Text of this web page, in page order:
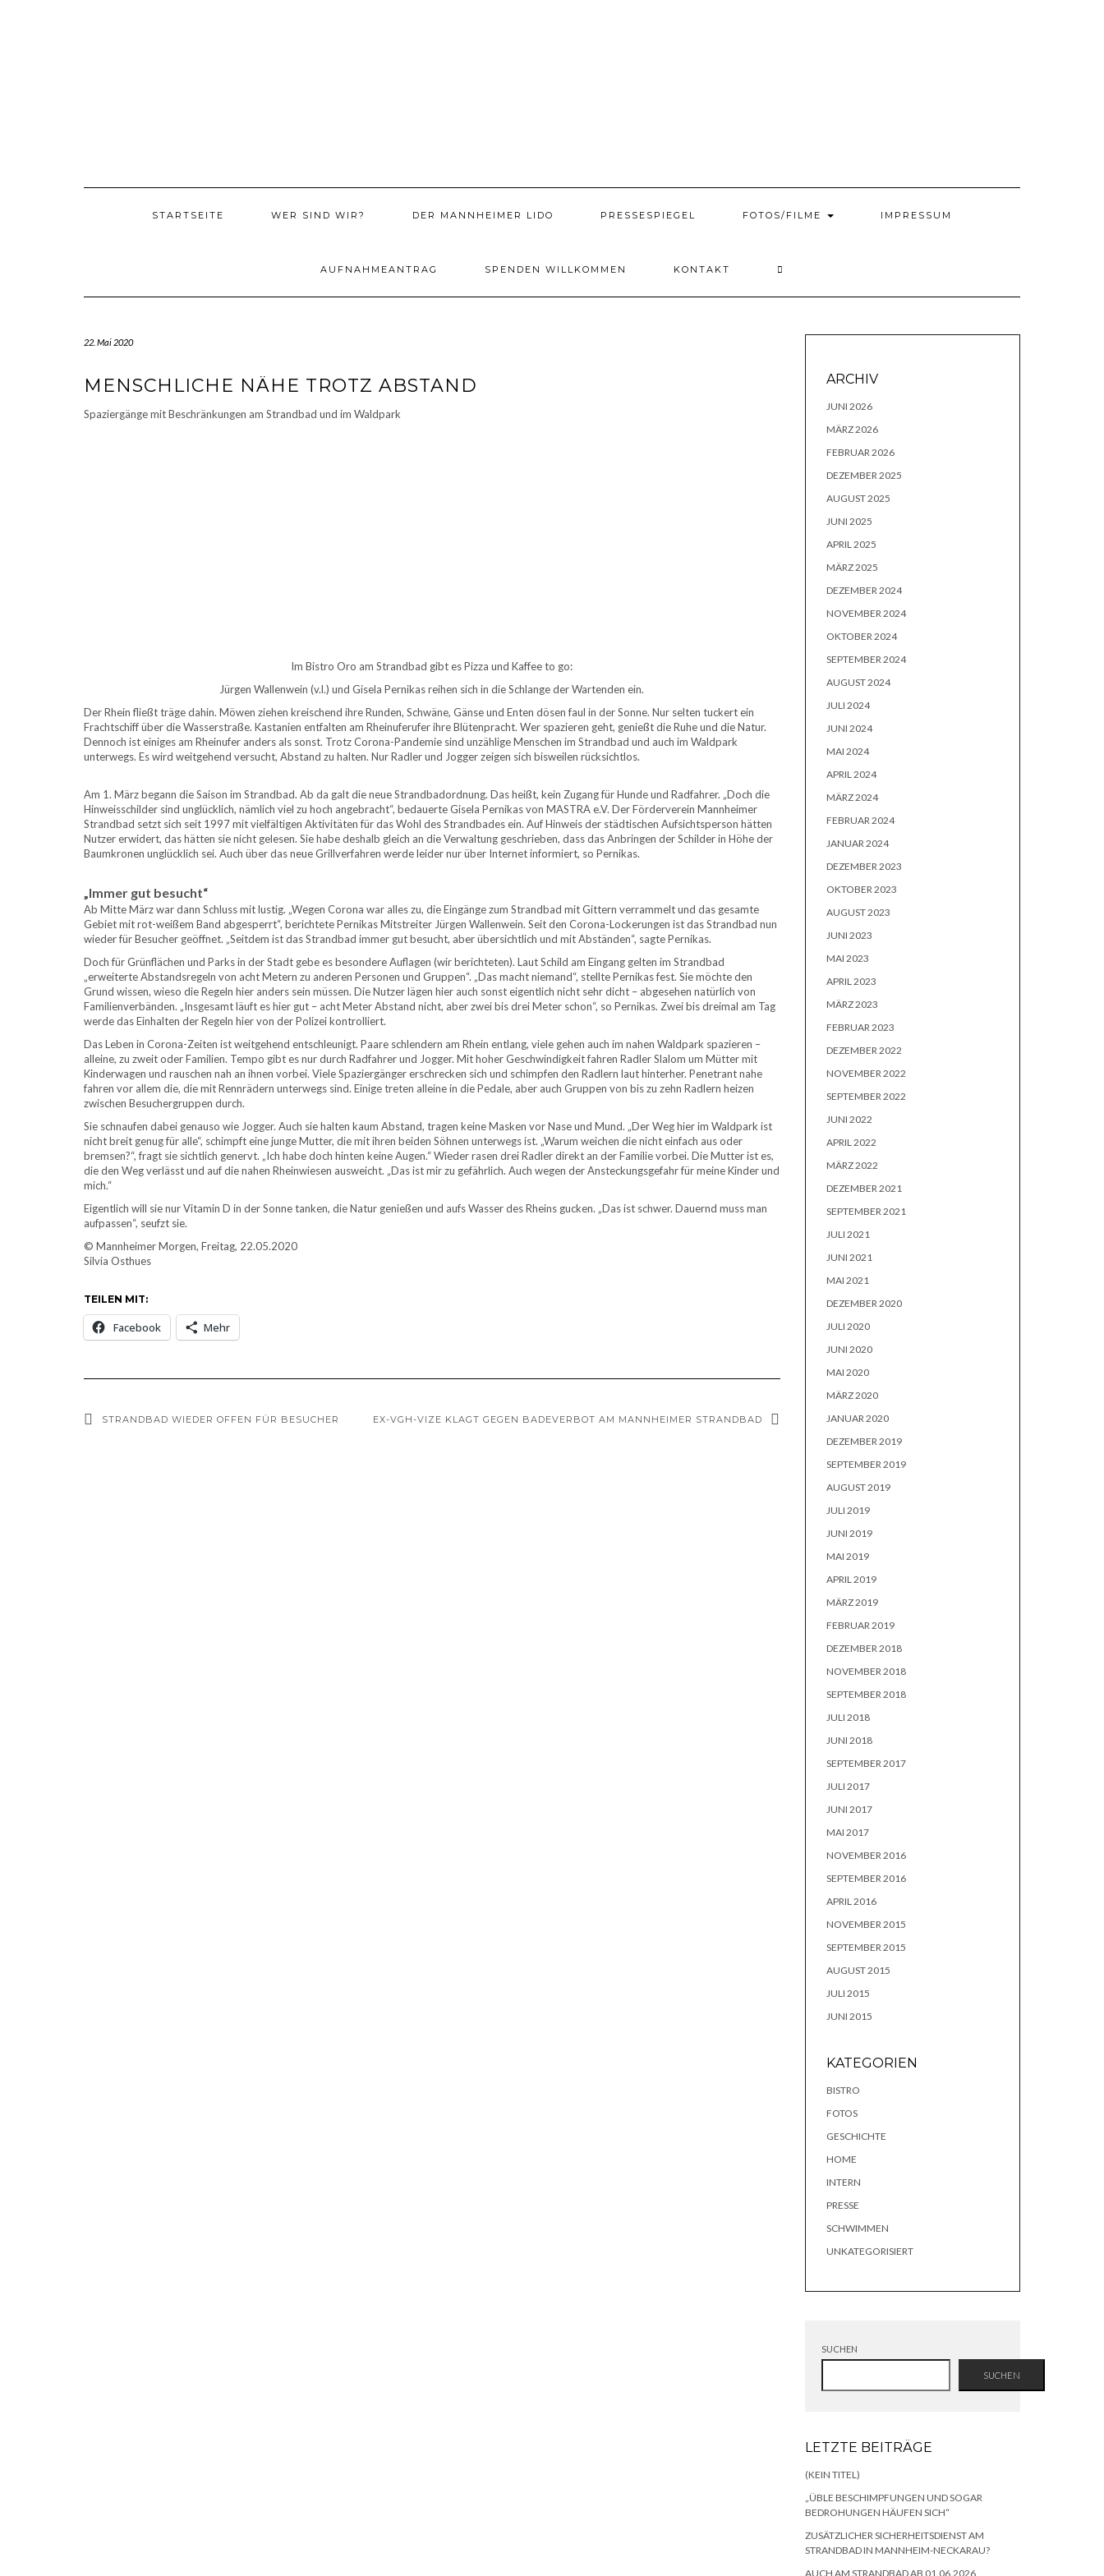
STARTSEITE WER SIND WIR? DER MANNHEIMER LIDO PRESSESPIEGEL FOTOS/FILME IMPRESSUM
AUFNAHMEANTRAG SPENDEN WILLKOMMEN KONTAKT
22. Mai 2020
MENSCHLICHE NÄHE TROTZ ABSTAND
Spaziergänge mit Beschränkungen am Strandbad und im Waldpark
Im Bistro Oro am Strandbad gibt es Pizza und Kaffee to go:
Jürgen Wallenwein (v.l.) und Gisela Pernikas reihen sich in die Schlange der Wartenden ein.
Der Rhein fließt träge dahin. Möwen ziehen kreischend ihre Runden, Schwäne, Gänse und Enten dösen faul in der Sonne. Nur selten tuckert ein
Frachtschiff über die Wasserstraße. Kastanien entfalten am Rheinuferufer ihre Blütenpracht. Wer spazieren geht, genießt die Ruhe und die Natur.
Dennoch ist einiges am Rheinufer anders als sonst. Trotz Corona-Pandemie sind unzählige Menschen im Strandbad und auch im Waldpark
unterwegs. Es wird weitgehend versucht, Abstand zu halten. Nur Radler und Jogger zeigen sich bisweilen rücksichtlos.
Am 1. März begann die Saison im Strandbad. Ab da galt die neue Strandbadordnung. Das heißt, kein Zugang für Hunde und Radfahrer. „Doch die
Hinweisschilder sind unglücklich, nämlich viel zu hoch angebracht“, bedauerte Gisela Pernikas von MASTRA e.V. Der Förderverein Mannheimer
Strandbad setzt sich seit 1997 mit vielfältigen Aktivitäten für das Wohl des Strandbades ein. Auf Hinweis der städtischen Aufsichtsperson hätten
Nutzer erwidert, das hätten sie nicht gelesen. Sie habe deshalb gleich an die Verwaltung geschrieben, dass das Anbringen der Schilder in Höhe der
Baumkronen unglücklich sei. Auch über das neue Grillverfahren werde leider nur über Internet informiert, so Pernikas.
„Immer gut besucht“
Ab Mitte März war dann Schluss mit lustig. „Wegen Corona war alles zu, die Eingänge zum Strandbad mit Gittern verrammelt und das gesamte
Gebiet mit rot-weißem Band abgesperrt“, berichtete Pernikas Mitstreiter Jürgen Wallenwein. Seit den Corona-Lockerungen ist das Strandbad nun
wieder für Besucher geöffnet. „Seitdem ist das Strandbad immer gut besucht, aber übersichtlich und mit Abständen“, sagte Pernikas.
Doch für Grünflächen und Parks in der Stadt gebe es besondere Auflagen (wir berichteten). Laut Schild am Eingang gelten im Strandbad
„erweiterte Abstandsregeln von acht Metern zu anderen Personen und Gruppen“. „Das macht niemand“, stellte Pernikas fest. Sie möchte den
Grund wissen, wieso die Regeln hier anders sein müssen. Die Nutzer lägen hier auch sonst eigentlich nicht sehr dicht – abgesehen natürlich von
Familienverbänden. „Insgesamt läuft es hier gut – acht Meter Abstand nicht, aber zwei bis drei Meter schon“, so Pernikas. Zwei bis dreimal am Tag
werde das Einhalten der Regeln hier von der Polizei kontrolliert.
Das Leben in Corona-Zeiten ist weitgehend entschleunigt. Paare schlendern am Rhein entlang, viele gehen auch im nahen Waldpark spazieren –
alleine, zu zweit oder Familien. Tempo gibt es nur durch Radfahrer und Jogger. Mit hoher Geschwindigkeit fahren Radler Slalom um Mütter mit
Kinderwagen und rauschen nah an ihnen vorbei. Viele Spaziergänger erschrecken sich und schimpfen den Radlern laut hinterher. Penetrant nahe
fahren vor allem die, die mit Rennrädern unterwegs sind. Einige treten alleine in die Pedale, aber auch Gruppen von bis zu zehn Radlern heizen
zwischen Besuchergruppen durch.
Sie schnaufen dabei genauso wie Jogger. Auch sie halten kaum Abstand, tragen keine Masken vor Nase und Mund. „Der Weg hier im Waldpark ist
nicht breit genug für alle“, schimpft eine junge Mutter, die mit ihren beiden Söhnen unterwegs ist. „Warum weichen die nicht einfach aus oder
bremsen?“, fragt sie sichtlich genervt. „Ich habe doch hinten keine Augen.“ Wieder rasen drei Radler direkt an der Familie vorbei. Die Mutter ist es,
die den Weg verlässt und auf die nahen Rheinwiesen ausweicht. „Das ist mir zu gefährlich. Auch wegen der Ansteckungsgefahr für meine Kinder und
mich.“
Eigentlich will sie nur Vitamin D in der Sonne tanken, die Natur genießen und aufs Wasser des Rheins gucken. „Das ist schwer. Dauernd muss man
aufpassen“, seufzt sie.
© Mannheimer Morgen, Freitag, 22.05.2020
Silvia Osthues
TEILEN MIT:
Facebook Mehr
STRANDBAD WIEDER OFFEN FÜR BESUCHER EX-VGH-VIZE KLAGT GEGEN BADEVERBOT AM MANNHEIMER STRANDBAD
ARCHIV
JUNI 2026
MÄRZ 2026
FEBRUAR 2026
DEZEMBER 2025
AUGUST 2025
JUNI 2025
APRIL 2025
MÄRZ 2025
DEZEMBER 2024
NOVEMBER 2024
OKTOBER 2024
SEPTEMBER 2024
AUGUST 2024
JULI 2024
JUNI 2024
MAI 2024
APRIL 2024
MÄRZ 2024
FEBRUAR 2024
JANUAR 2024
DEZEMBER 2023
OKTOBER 2023
AUGUST 2023
JUNI 2023
MAI 2023
APRIL 2023
MÄRZ 2023
FEBRUAR 2023
DEZEMBER 2022
NOVEMBER 2022
SEPTEMBER 2022
JUNI 2022
APRIL 2022
MÄRZ 2022
DEZEMBER 2021
SEPTEMBER 2021
JULI 2021
JUNI 2021
MAI 2021
DEZEMBER 2020
JULI 2020
JUNI 2020
MAI 2020
MÄRZ 2020
JANUAR 2020
DEZEMBER 2019
SEPTEMBER 2019
AUGUST 2019
JULI 2019
JUNI 2019
MAI 2019
APRIL 2019
MÄRZ 2019
FEBRUAR 2019
DEZEMBER 2018
NOVEMBER 2018
SEPTEMBER 2018
JULI 2018
JUNI 2018
SEPTEMBER 2017
JULI 2017
JUNI 2017
MAI 2017
NOVEMBER 2016
SEPTEMBER 2016
APRIL 2016
NOVEMBER 2015
SEPTEMBER 2015
AUGUST 2015
JULI 2015
JUNI 2015
KATEGORIEN
BISTRO
FOTOS
GESCHICHTE
HOME
INTERN
PRESSE
SCHWIMMEN
UNKATEGORISIERT
SUCHEN
SUCHEN
LETZTE BEITRÄGE
(KEIN TITEL)
„ÜBLE BESCHIMPFUNGEN UND SOGAR
BEDROHUNGEN HÄUFEN SICH“
ZUSÄTZLICHER SICHERHEITSDIENST AM
STRANDBAD IN MANNHEIM-NECKARAU?
AUCH AM STRANDBAD AB 01.06.2026